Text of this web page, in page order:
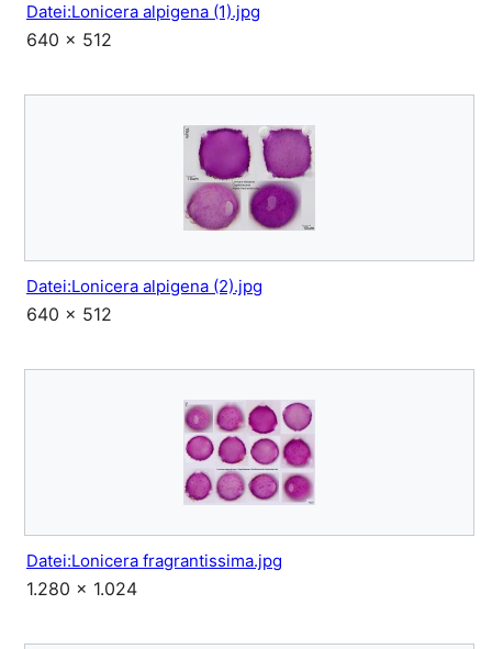
Datei:Lonicera alpigena (1).jpg
640 × 512
Datei:Lonicera alpigena (2).jpg
640 × 512
Datei:Lonicera fragrantissima.jpg
1.280 × 1.024